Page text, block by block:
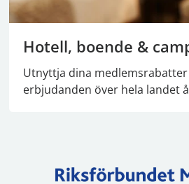
Hotell, boende &
Utnyttja dina
erbjudanden över hela landet